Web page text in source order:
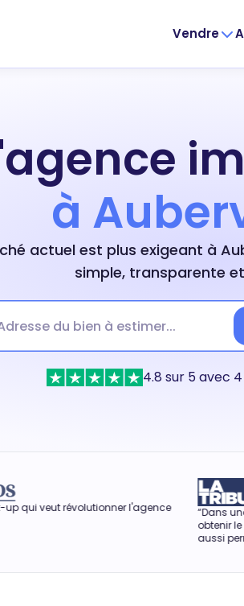
Vendre
à
actuel est plus exigeant à
simple, transparente
4.8 sur 5 avec
l'agence
“Dans une période où les
obtenir le meilleur prix, réduire
aussi permettre de passer l'hiver.”